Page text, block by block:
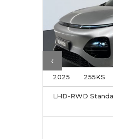
‹
2025 255KS
LHD-RWD